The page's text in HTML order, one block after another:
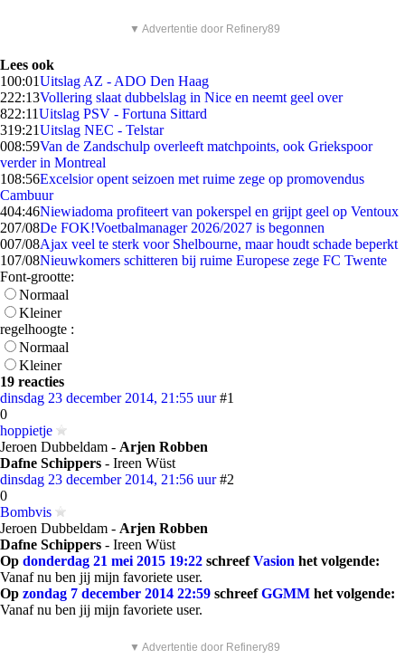
▼ Advertentie door Refinery89
Lees ook
100:01Uitslag AZ - ADO Den Haag
222:13Vollering slaat dubbelslag in Nice en neemt geel over
822:11Uitslag PSV - Fortuna Sittard
319:21Uitslag NEC - Telstar
008:59Van de Zandschulp overleeft matchpoints, ook Griekspoor
verder in Montreal
108:56Excelsior opent seizoen met ruime zege op promovendus
Cambuur
404:46Niewiadoma profiteert van pokerspel en grijpt geel op Ventoux
207/08De FOK!Voetbalmanager 2026/2027 is begonnen
007/08Ajax veel te sterk voor Shelbourne, maar houdt schade beperkt
107/08Nieuwkomers schitteren bij ruime Europese zege FC Twente
Font-grootte:
Normaal
Kleiner
regelhoogte :
Normaal
Kleiner
19 reacties
dinsdag 23 december 2014, 21:55 uur #1
0
hoppietje
Jeroen Dubbeldam - Arjen Robben
Dafne Schippers - Ireen Wüst
dinsdag 23 december 2014, 21:56 uur #2
0
Bombvis
Jeroen Dubbeldam - Arjen Robben
Dafne Schippers - Ireen Wüst
Op donderdag 21 mei 2015 19:22 schreefVasion het volgende:
Vanaf nu ben jij mijn favoriete user.
Op zondag 7 december 2014 22:59 schreefGGMM het volgende:
Vanaf nu ben jij mijn favoriete user.
▼ Advertentie door Refinery89